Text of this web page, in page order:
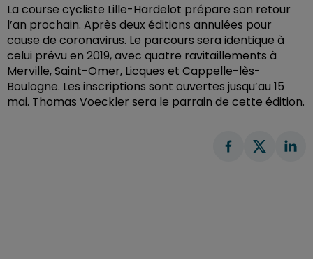
La course cycliste Lille-Hardelot prépare son retour
l’an prochain. Après deux éditions annulées pour
cause de coronavirus. Le parcours sera identique à
celui prévu en 2019, avec quatre ravitaillements à
Merville, Saint-Omer, Licques et Cappelle-lès-
Boulogne. Les inscriptions sont ouvertes jusqu’au 15
mai. Thomas Voeckler sera le parrain de cette édition.